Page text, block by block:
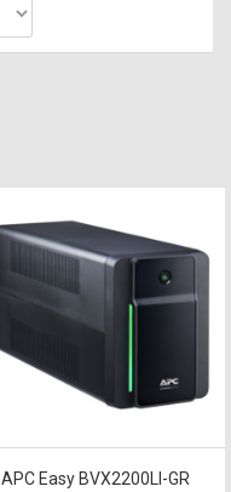
APC Easy BVX2200LI-GR